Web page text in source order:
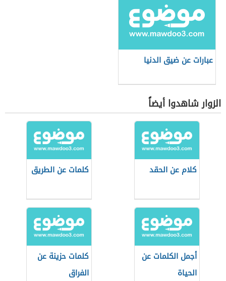
عبارات عن ضيق الدنيا
الزوار شاهدوا أيضاً
كلام عن الحقد كلمات عن الطريق
أجمل الكلمات عن
الحياة
كلمات حزينة عن
الفراق